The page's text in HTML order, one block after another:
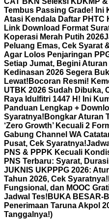
Tembus Passing Grade! Ini
Atasi Kendala Daftar PHTC
Link Download Format
Koperasi Merah Putih 2026
Peluang Emas, Cek Syarat
Agar Lolos Penjaringan
Setiap Jumat, Begini
Kedinasan 2026 Segera
Lewat! Bocoran Resmi!
UTBK 2026 Sudah Dibuka,
Raya Idulfitri 1447 H! Ini
Panduan Lengkap +
Syaratnya! Bongkar Aturan
‘Zero Growth’ Kecuali 2
Gabung Channel WA
Pusat, Cek Syaratnya!
PNS & PPPK Kecuali
PNS Terbaru: Syarat,
JUKNIS UKPPPG 2026:
Tahun 2026, Cek Syaratnya!
Fungsional, dan MOOC
Jadwal Tes! BUKA BESAR-
Penerimaan Taruna Akpol
Tanggalnya!)